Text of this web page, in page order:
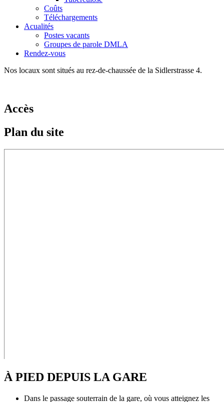
Coûts
Téléchargements
Acualités
Postes vacants
Groupes de parole DMLA
Rendez-vous
Nos locaux sont situés au rez-de-chaussée de la Sidlerstrasse 4.
Accès
Plan du site
À PIED DEPUIS LA GARE
Dans le passage souterrain de la gare, où vous atteignez les